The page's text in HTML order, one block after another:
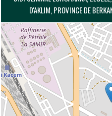
D'AKLIM, PROVINCE DE